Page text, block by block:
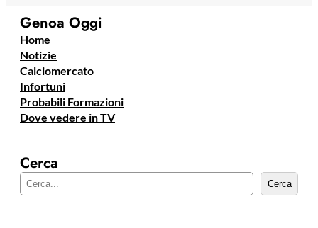
Genoa Oggi
Home
Notizie
Calciomercato
Infortuni
Probabili Formazioni
Dove vedere in TV
Cerca
e
Cerca